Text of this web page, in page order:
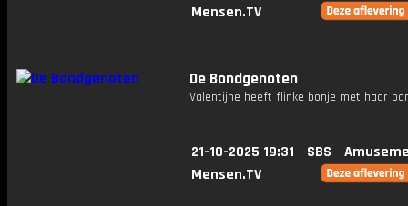
Mensen.TV
De Bondgenoten
Valentijne heeft flinke bonje met haar
21-10-2025 19:31 SBS
Mensen.TV